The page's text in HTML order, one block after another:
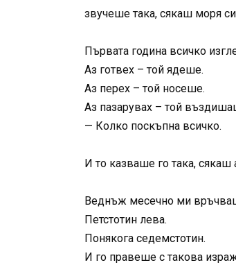
звучеше така, сякаш моря
Първата година всичко
Аз готвех – той ядеше.
Аз перех – той носеше.
Аз пазарувах – той
— Колко поскъпна всичко.
И то казваше го така, сякаш
Веднъж месечно ми
Петстотин лева.
Понякога седемстотин.
И го правеше с такова